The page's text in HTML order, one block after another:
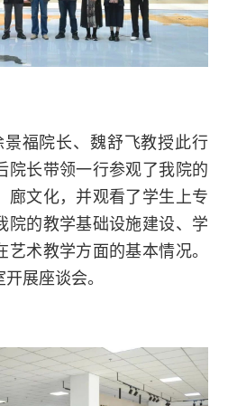
福院长、魏舒飞教授此行
院长带领一行参观了我院的
廊文化，并观看了学生上专
院的教学基础设施建设、学
术教学方面的基本情况。
展座谈会。